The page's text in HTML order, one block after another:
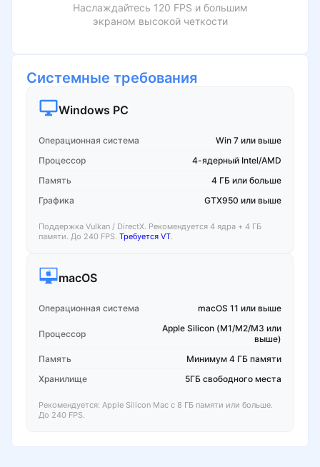
Наслаждайтесь 120 FPS и большим
экраном высокой четкости
Системные требования
Windows PC
Операционная система
Win 7 или выше
Процессор
4-ядерный Intel/AMD
Память
4 ГБ или больше
Графика
GTX950 или выше
Поддержка Vulkan / DirectX. Рекомендуется 4 ядра + 4 ГБ
памяти. До 240 FPS. Требуется VT.
macOS
Операционная система macOS 11 или выше
Процессор
Apple Silicon (M1/M2/M3 или
выше)
Память
Минимум 4 ГБ памяти
Хранилище
5ГБ свободного места
Рекомендуется: Apple Silicon Mac с 8 ГБ памяти или больше.
До 240 FPS.